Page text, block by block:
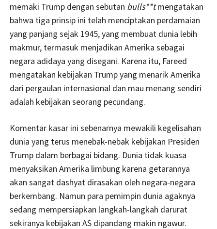
memaki Trump dengan sebutan bulls**tmengatakan
bahwa tiga prinsip ini telah menciptakan perdamaian
yang panjang sejak 1945, yang membuat dunia lebih
makmur, termasuk menjadikan Amerika sebagai
negara adidaya yang disegani. Karena itu, Fareed
mengatakan kebijakan Trump yang menarik Amerika
dari pergaulan internasional dan mau menang sendiri
adalah kebijakan seorang pecundang.
Komentar kasar ini sebenarnya mewakili kegelisahan
dunia yang terus menebak-nebak kebijakan Presiden
Trump dalam berbagai bidang. Dunia tidak kuasa
menyaksikan Amerika limbung karena getarannya
akan sangat dashyat dirasakan oleh negara-negara
berkembang. Namun para pemimpin dunia agaknya
sedang mempersiapkan langkah-langkah darurat
sekiranya kebijakan AS dipandang makin ngawur.